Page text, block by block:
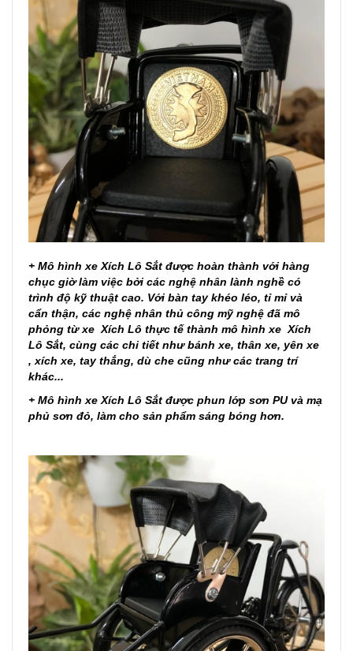
+ Mô hình xe Xích Lô Sắt được hoàn thành với hàng
chục giờ làm việc bởi các nghệ nhân lành nghề có
trình độ kỹ thuật cao. Với bàn tay khéo léo, tỉ mỉ và
cẩn thận, các nghệ nhân thủ công mỹ nghệ đã mô
phỏng từ xe Xích Lô thực tế thành mô hình xe Xích
Lô Sắt, cùng các chi tiết như bánh xe, thân xe, yên xe
, xích xe, tay thắng, dù che cũng như các trang trí
khác...
+ Mô hình xe Xích Lô Sắt được phun lớp sơn PU và mạ
phủ sơn đỏ, làm cho sản phẩm sáng bóng hơn.